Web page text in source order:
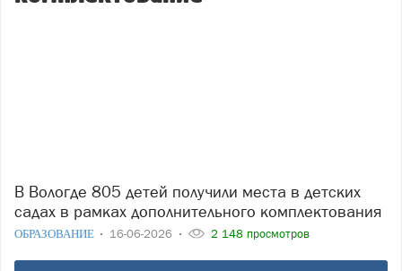
В Вологде 805 детей получили места в детских
садах в рамках дополнительного комплектования
ОБРАЗОВАНИЕ 16-06-2026 2 148 просмотров